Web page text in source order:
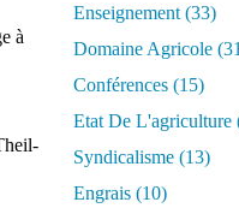
à
Enseignement (33)
Domaine Agricole
Conférences (15)
Etat De L'agriculture
Syndicalisme (13)
Engrais (10)